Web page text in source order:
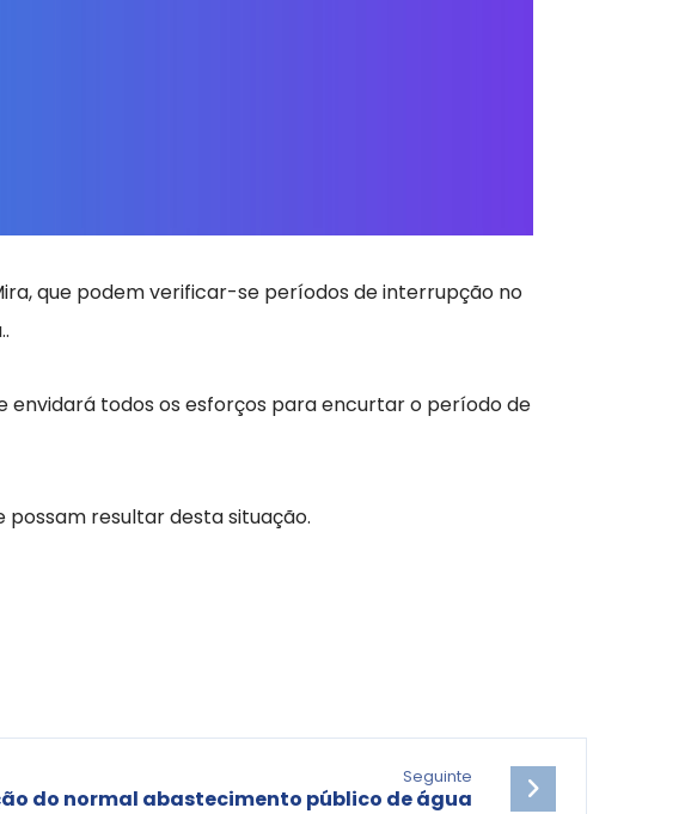
que podem verificar-se períodos de interrupção no
envidará todos os esforços para encurtar o período de
possam resultar desta situação.
Seguinte
do normal abastecimento público de água